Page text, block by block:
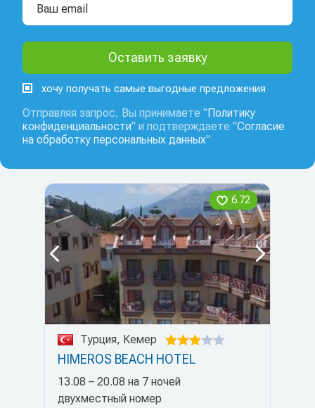
хочу получать самые выгодные предложения
Отправляя запрос, Вы принимаете "Политику
конфиденциальности" и подтверждаете "Согласие
на обработку персональных данных"
6.72
Турция, Кемер
HIMEROS BEACH HOTEL
13.08 – 20.08 на 7 ночей
двухместный номер